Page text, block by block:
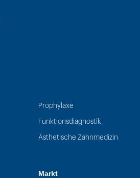
Prophylaxe
Funktionsdiagnostik
Ästhetische Zahnmedizin
Markt